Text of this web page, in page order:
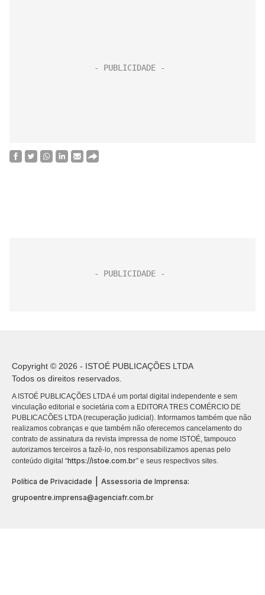
Copyright © 2026 - ISTOÉ PUBLICAÇÕES LTDA
Todos os direitos reservados.
A ISTOÉ PUBLICAÇÕES LTDA é um portal digital independente e sem
vinculação editorial e societária com a EDITORA TRES COMÉRCIO DE
PUBLICACÕES LTDA (recuperação judicial). Informamos também que não
realizamos cobranças e que também não oferecemos cancelamento do
contrato de assinatura da revista impressa de nome ISTOÉ, tampouco
autorizamos terceiros a fazê-lo, nos responsabilizamos apenas pelo
conteúdo digital “https://istoe.com.br” e seus respectivos sites.
Política de Privacidade
Assessoria de Imprensa:
grupoentre.imprensa@agenciafr.com.br